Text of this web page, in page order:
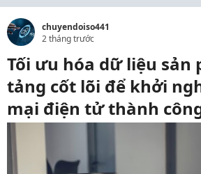
chuyendoiso441
2 tháng trước
Tối ưu hóa dữ liệu sản
tảng cốt lõi để khởi
mại điện tử thành